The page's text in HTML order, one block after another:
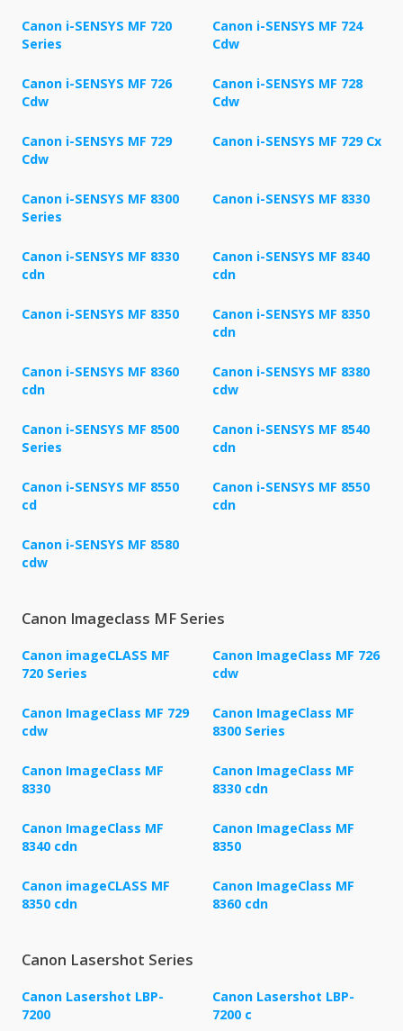
Canon i-SENSYS MF 720
Series
Canon i-SENSYS MF 724
Cdw
Canon i-SENSYS MF 726
Cdw
Canon i-SENSYS MF 728
Cdw
Canon i-SENSYS MF 729
Cdw
Canon i-SENSYS MF 729 Cx
Canon i-SENSYS MF 8300
Series
Canon i-SENSYS MF 8330
Canon i-SENSYS MF 8330
cdn
Canon i-SENSYS MF 8340
cdn
Canon i-SENSYS MF 8350
Canon i-SENSYS MF 8350
cdn
Canon i-SENSYS MF 8360
cdn
Canon i-SENSYS MF 8380
cdw
Canon i-SENSYS MF 8500
Series
Canon i-SENSYS MF 8540
cdn
Canon i-SENSYS MF 8550
cd
Canon i-SENSYS MF 8550
cdn
Canon i-SENSYS MF 8580
cdw
Canon Imageclass MF Series
Canon imageCLASS MF
720 Series
Canon ImageClass MF 726
cdw
Canon ImageClass MF 729
cdw
Canon ImageClass MF
8300 Series
Canon ImageClass MF
8330
Canon ImageClass MF
8330 cdn
Canon ImageClass MF
8340 cdn
Canon ImageClass MF
8350
Canon imageCLASS MF
8350 cdn
Canon ImageClass MF
8360 cdn
Canon Lasershot Series
Canon Lasershot LBP-
7200
Canon Lasershot LBP-
7200 c